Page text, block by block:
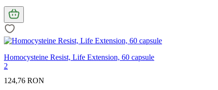
Homocysteine Resist, Life Extension, 60 capsule
2
124,76 RON